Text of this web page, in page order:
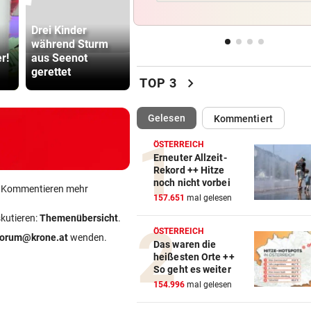
Drei Kinder
während Sturm
aus Seenot
gerettet
Justizmitarbeiteri
Anwalt:
mehr
Themenübersicht.
wenden.
Kanal zu trinken
frischer Tat ertappt
PROJEKT IN OHLSDORF
19 Hektar Wald gerodet:
jetzt ungültig?
FEUER BEI SOLARANLAGE: vor
Rascher und massiver
verhinderte Großbrand
TOP 3 chevron_right
Gelesen(ausgewählt)Kommentiert
ÖSTERREICH
Erneuter Allzeit-
Rekord ++ Hitze
noch nicht vorbei
157.651 mal gelesen
ÖSTERREICH
Das waren die
heißesten Orte ++
So geht es weiter
154.996 mal gelesen